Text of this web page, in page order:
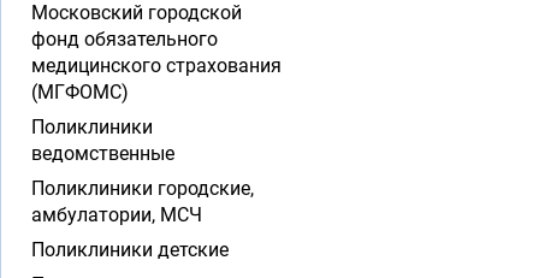
Московский городской
фонд обязательного
медицинского страхования
(МГФОМС)
Поликлиники
ведомственные
Поликлиники городские,
амбулатории, МСЧ
Поликлиники детские